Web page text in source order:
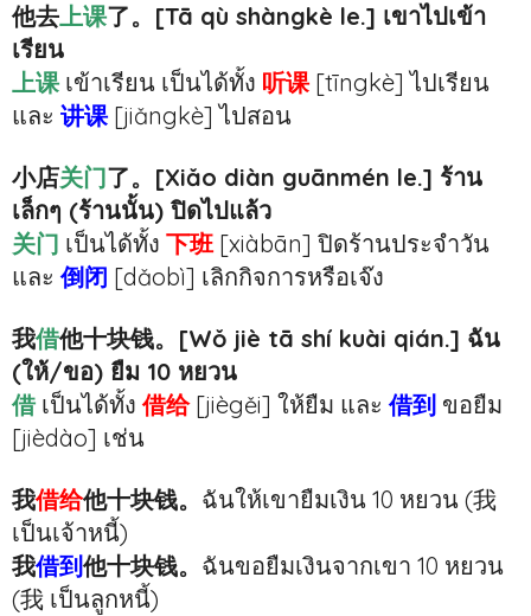
他去上课了。[Tā qù shàngkè le.] เขาไปเข้า
เรียน
上课เข้าเรียน เป็นได้ทั้ง 听课[tīngkè] ไปเรียน
และ 讲课[jiǎngkè] ไปสอน
小店关门了。[Xiǎo diàn guānmén le.] ร้าน
เล็กๆ (ร้านนั้น) ปิดไปแล้ว
关门 เป็นได้ทั้ง 下班[xiàbān] ปิดร้านประจำวัน
และ倒闭 [dǎobì] เลิกกิจการหรือเจ๊ง
我借他十块钱。[Wǒ jiè tā shí kuài qián.] ฉัน
(ให้/ขอ) ยืม 10 หยวน
借เป็นได้ทั้ง 借给[jiègěi] ให้ยืม และ 借到 ขอยืม
[jièdào] เช่น
我借给他十块钱。 ฉันให้เขายืมเงิน 10 หยวน (我
เป็นเจ้าหนี้)
我借到他十块钱。 ฉันขอยืมเงินจากเขา 10 หยวน
(我 เป็นลูกหนี้)